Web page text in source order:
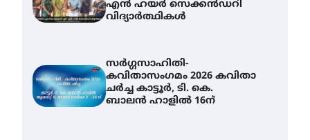
എൻ ഹയർ സെക്കൻഡറി
വിദ്യാർത്ഥികൾ
സർഗ്ഗസാഹിതി-
കവിതാസംഗമം 2026 കവിതാ
ചർച്ച കാട്ടൂർ, ടി. കെ.
ബാലൻ ഹാളിൽ 16ന്